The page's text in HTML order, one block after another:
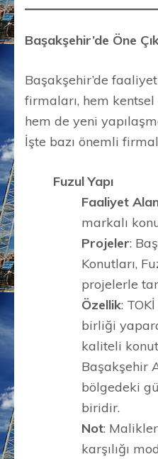
Başakşehir’de Öne
Başakşehir’de
firmaları, hem
hem de yeni
İşte bazı önemli
Fuzul Yapı
Faaliyet
markalı
Projeler:
Konutları,
projelerle
Özellik:
birliği
kaliteli
Başakşehir
bölgedeki
biridir.
Not:
karşılığı